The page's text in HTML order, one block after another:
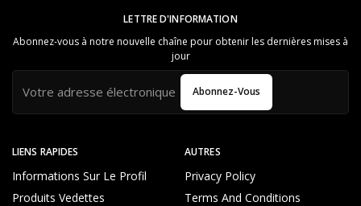
LIENS RAPIDES
Informations Sur Le Profil
Produits Vedettes
AUTRES
Privacy Policy
Terms And Conditions
LETTRE D'INFORMATION
Abonnez-vous à notre nouvelle chaîne pour obtenir les dernières mises à
jour
Abonnez-Vous